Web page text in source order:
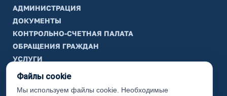
АДМИНИСТРАЦИЯ
ДОКУМЕНТЫ
КОНТРОЛЬНО-СЧЕТНАЯ ПАЛАТА
ОБРАЩЕНИЯ ГРАЖДАН
УСЛУГИ
ТИК
ИНФОРМАЦИЯ
Файлы cookie
Мы используем файлы cookie. Необходимые